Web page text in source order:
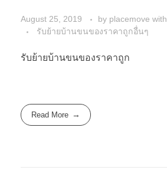
August 25, 2019 by placemove with
รับย้ายบ้านขนของราคาถูกอื่นๆ
รับย้ายบ้านขนของราคาถูก
Read More